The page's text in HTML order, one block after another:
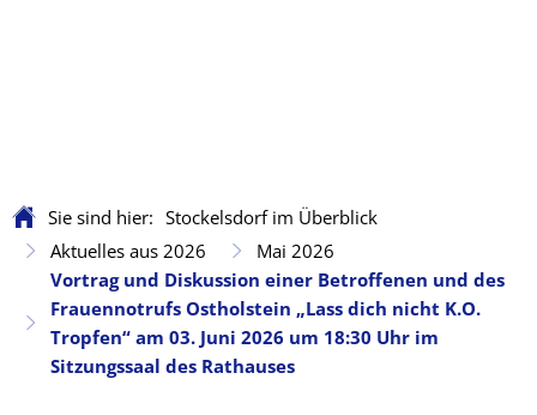
Sie sind hier: Stockelsdorf im Überblick
Aktuelles aus 2026
Mai 2026
Vortrag und Diskussion einer Betroffenen und des
Frauennotrufs Ostholstein „Lass dich nicht K.O.
Tropfen“ am 03. Juni 2026 um 18:30 Uhr im
Sitzungssaal des Rathauses